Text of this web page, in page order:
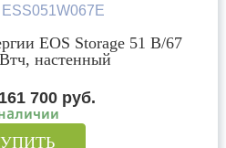
EOS Storage 51 В/67
настенный
161 700 руб.